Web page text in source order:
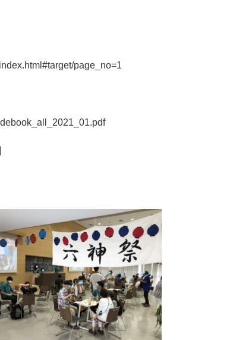
page_no=1